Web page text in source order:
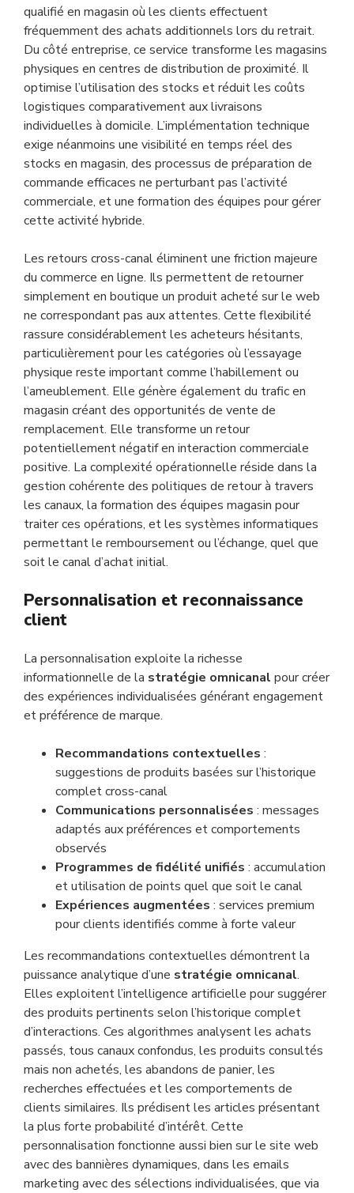
qualifié en magasin où les clients effectuent
fréquemment des achats additionnels lors du retrait.
Du côté entreprise, ce service transforme les magasins
physiques en centres de distribution de proximité. Il
optimise l’utilisation des stocks et réduit les coûts
logistiques comparativement aux livraisons
individuelles à domicile. L’implémentation technique
exige néanmoins une visibilité en temps réel des
stocks en magasin, des processus de préparation de
commande efficaces ne perturbant pas l’activité
commerciale, et une formation des équipes pour gérer
cette activité hybride.
Les retours cross-canal éliminent une friction majeure
du commerce en ligne. Ils permettent de retourner
simplement en boutique un produit acheté sur le web
ne correspondant pas aux attentes. Cette flexibilité
rassure considérablement les acheteurs hésitants,
particulièrement pour les catégories où l’essayage
physique reste important comme l’habillement ou
l’ameublement. Elle génère également du trafic en
magasin créant des opportunités de vente de
remplacement. Elle transforme un retour
potentiellement négatif en interaction commerciale
positive. La complexité opérationnelle réside dans la
gestion cohérente des politiques de retour à travers
les canaux, la formation des équipes magasin pour
traiter ces opérations, et les systèmes informatiques
permettant le remboursement ou l’échange, quel que
soit le canal d’achat initial.
Personnalisation et reconnaissance
client
La personnalisation exploite la richesse
informationnelle de la stratégie omnicanal pour créer
des expériences individualisées générant engagement
et préférence de marque.
Recommandations contextuelles :
suggestions de produits basées sur l’historique
complet cross-canal
Communications personnalisées : messages
adaptés aux préférences et comportements
observés
Programmes de fidélité unifiés : accumulation
et utilisation de points quel que soit le canal
Expériences augmentées : services premium
pour clients identifiés comme à forte valeur
Les recommandations contextuelles démontrent la
puissance analytique d’une stratégie omnicanal.
Elles exploitent l’intelligence artificielle pour suggérer
des produits pertinents selon l’historique complet
d’interactions. Ces algorithmes analysent les achats
passés, tous canaux confondus, les produits consultés
mais non achetés, les abandons de panier, les
recherches effectuées et les comportements de
clients similaires. Ils prédisent les articles présentant
la plus forte probabilité d’intérêt. Cette
personnalisation fonctionne aussi bien sur le site web
avec des bannières dynamiques, dans les emails
marketing avec des sélections individualisées, que via